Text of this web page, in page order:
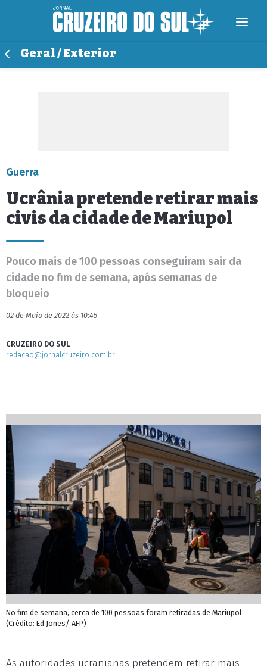
Geral / Exterior
Guerra
Ucrânia pretende retirar mais
civis da cidade de Mariupol
Pouco mais de 100 pessoas conseguiram sair da
cidade no fim de semana, após semanas de
bloqueio
02 de Maio de 2022 às 10:45
CRUZEIRO DO SUL
redacao@jornalcruzeiro.com.br
No fim de semana, cerca de 100 pessoas foram retiradas de Mariupol
(Crédito: Ed Jones/ AFP)
As autoridades ucranianas pretendem retirar mais